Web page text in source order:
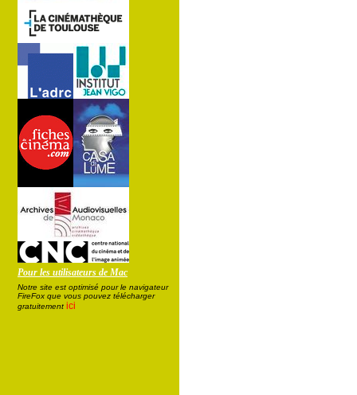
Pour les utilisateurs de Mac
Notre site est optimisé pour le navigateur
FireFox que vous pouvez télécharger
gratuitement ici